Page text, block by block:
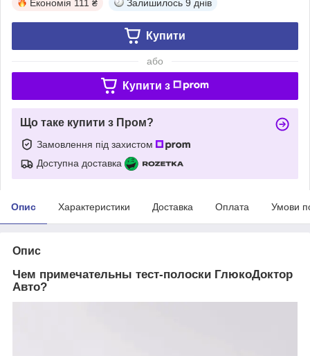
Економія 111 ₴ Залишилось 9 днів
Купити
або
Купити з
Що таке купити з Пром?
Замовлення під захистом
Доступна доставка
Опис Характеристики Доставка Оплата Умови
Опис
Чем примечательны тест-полоски ГлюкоДоктор
Авто?